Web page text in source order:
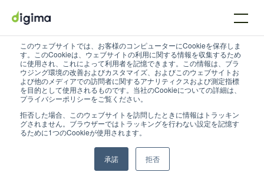
このウェブサイトでは、お客様のコンピューターにCookieを保存しま
す。このCookieは、ウェブサイトの利用に関する情報を収集するため
に使用され、これによって利用者を記憶できます。この情報は、ブラ
ウジング環境の改善およびカスタマイズ、およびこのウェブサイトお
よび他のメディアでの訪問者に関するアナリティクスおよび測定指標
を目的として使用されるものです。当社のCookieについての詳細は、
プライバシーポリシーをご覧ください。
拒否した場合、このウェブサイトを訪問したときに情報はトラッキン
グされません。ブラウザーではトラッキングを行わない設定を記憶す
るために1つのCookieが使用されます。
承諾 拒否